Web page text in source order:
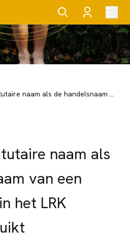
Zowel de statutaire naam als de handelsnaam van een houder mag in het LRK worden gebruikt
naam als
van een
het LRK